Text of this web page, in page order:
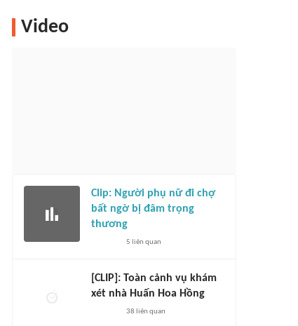
Video
Clip: Người phụ nữ đi chợ
bất ngờ bị đâm trọng
thương
5 liên quan
[CLIP]: Toàn cảnh vụ khám
xét nhà Huấn Hoa Hồng
38 liên quan